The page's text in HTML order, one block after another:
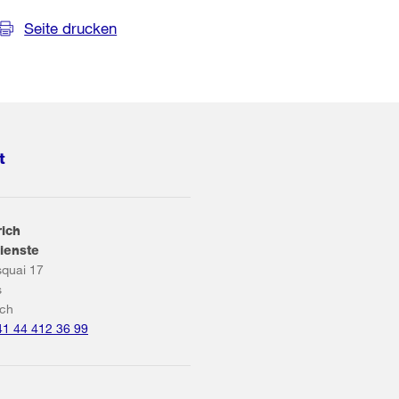
Seite drucken
17
44 412 36 99